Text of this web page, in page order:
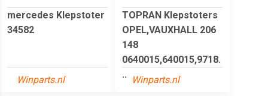
mercedes Klepstoter
34582
Winparts.nl
TOPRAN Klepstoters
OPEL,VAUXHALL 206
148
0640015,640015,9718.
..
Winparts.nl